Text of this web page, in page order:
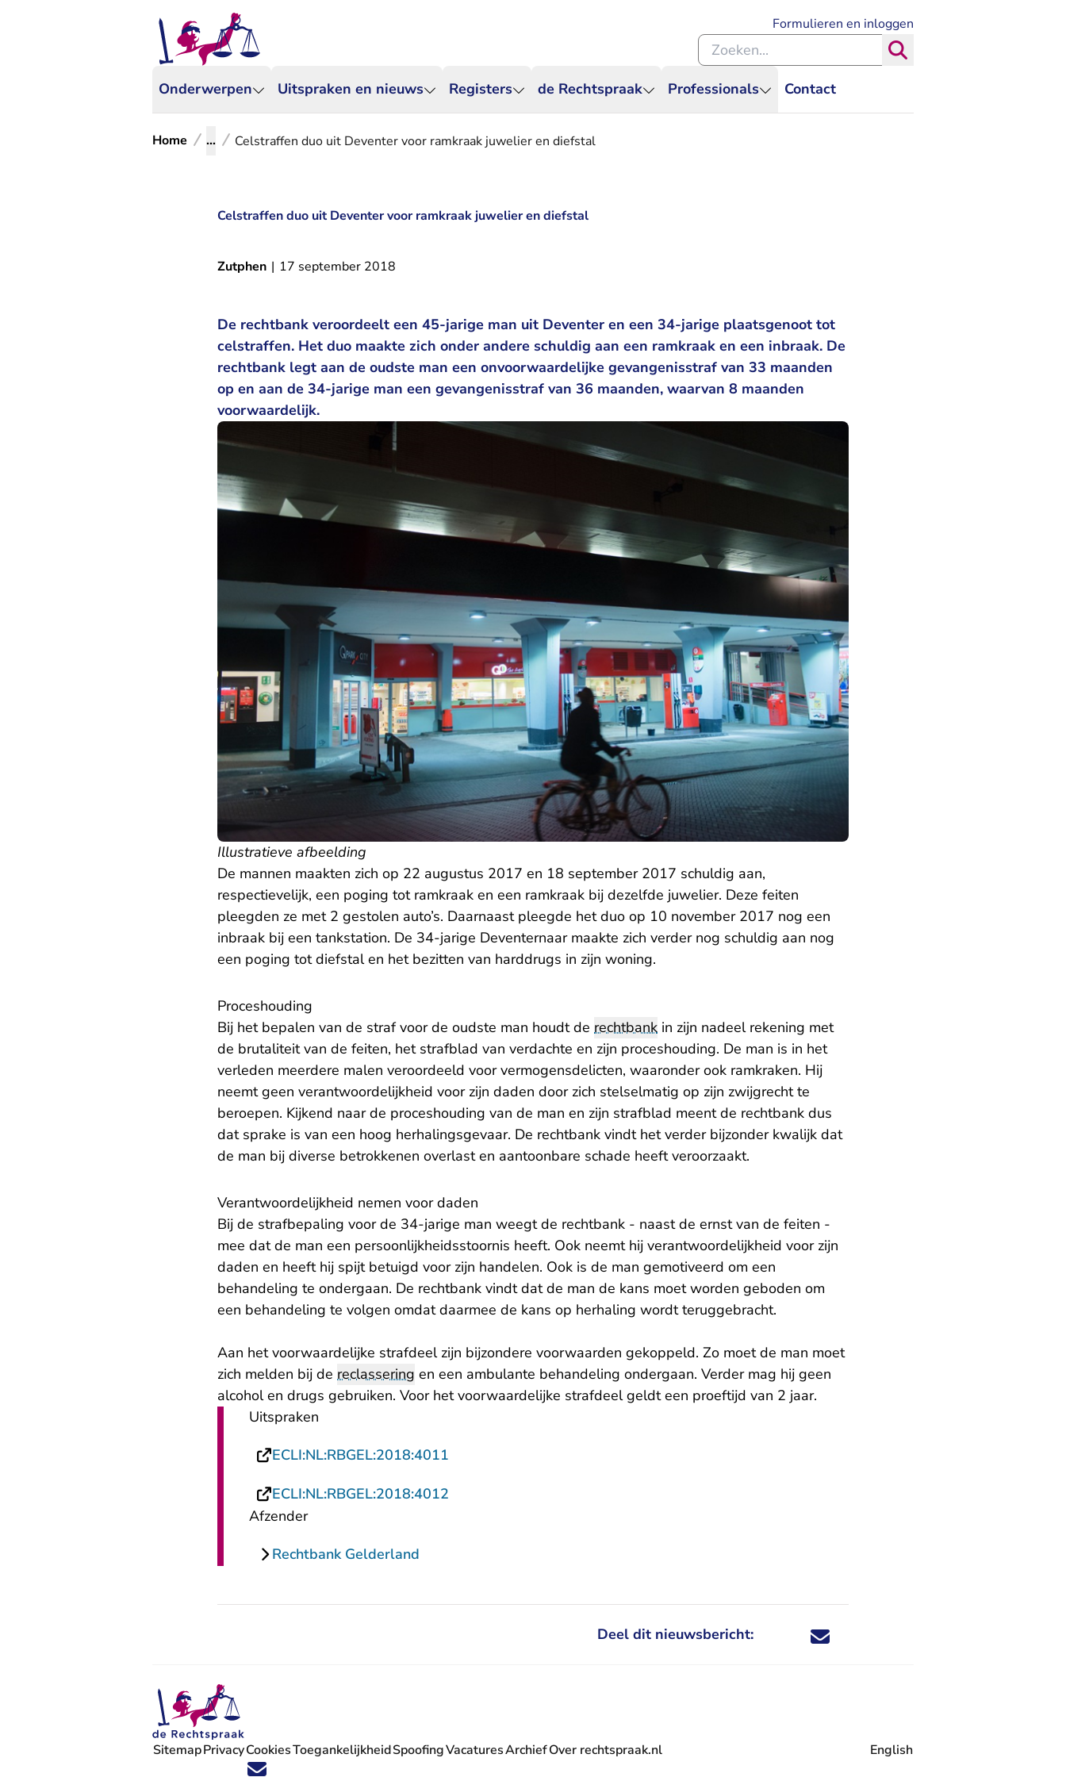
Onderwerpen Uitspraken en nieuws Registers de Rechtspraak Professionals Contact
Formulieren en inloggen
Zoeken binnen de Rechtspraak
Home ... Celstraffen duo uit Deventer voor ramkraak juwelier en diefstal
Celstraffen duo uit Deventer voor ramkraak juwelier en diefstal
Zutphen | 17 september 2018
De rechtbank veroordeelt een 45-jarige man uit Deventer en een 34-jarige plaatsgenoot tot
celstraffen. Het duo maakte zich onder andere schuldig aan een ramkraak en een inbraak. De
rechtbank legt aan de oudste man een onvoorwaardelijke gevangenisstraf van 33 maanden
op en aan de 34-jarige man een gevangenisstraf van 36 maanden, waarvan 8 maanden
voorwaardelijk.
Illustratieve afbeelding
De mannen maakten zich op 22 augustus 2017 en 18 september 2017 schuldig aan,
respectievelijk, een poging tot ramkraak en een ramkraak bij dezelfde juwelier. Deze feiten
pleegden ze met 2 gestolen auto’s. Daarnaast pleegde het duo op 10 november 2017 nog een
inbraak bij een tankstation. De 34-jarige Deventernaar maakte zich verder nog schuldig aan nog
een poging tot diefstal en het bezitten van harddrugs in zijn woning.
Proceshouding
Bij het bepalen van de straf voor de oudste man houdt de rechtbank in zijn nadeel rekening met
de brutaliteit van de feiten, het strafblad van verdachte en zijn proceshouding. De man is in het
verleden meerdere malen veroordeeld voor vermogensdelicten, waaronder ook ramkraken. Hij
neemt geen verantwoordelijkheid voor zijn daden door zich stelselmatig op zijn zwijgrecht te
beroepen. Kijkend naar de proceshouding van de man en zijn strafblad meent de rechtbank dus
dat sprake is van een hoog herhalingsgevaar. De rechtbank vindt het verder bijzonder kwalijk dat
de man bij diverse betrokkenen overlast en aantoonbare schade heeft veroorzaakt.
Verantwoordelijkheid nemen voor daden
Bij de strafbepaling voor de 34-jarige man weegt de rechtbank - naast de ernst van de feiten -
mee dat de man een persoonlijkheidsstoornis heeft. Ook neemt hij verantwoordelijkheid voor zijn
daden en heeft hij spijt betuigd voor zijn handelen. Ook is de man gemotiveerd om een
behandeling te ondergaan. De rechtbank vindt dat de man de kans moet worden geboden om
een behandeling te volgen omdat daarmee de kans op herhaling wordt teruggebracht.
Aan het voorwaardelijke strafdeel zijn bijzondere voorwaarden gekoppeld. Zo moet de man moet
zich melden bij de reclassering en een ambulante behandeling ondergaan. Verder mag hij geen
alcohol en drugs gebruiken. Voor het voorwaardelijke strafdeel geldt een proeftijd van 2 jaar.
Uitspraken
ECLI:NL:RBGEL:2018:4011
ECLI:NL:RBGEL:2018:4012
Afzender
Rechtbank Gelderland
Deel dit nieuwsbericht: Deel dit nieuwsbericht via X - U verlaat
Deel dit nieuwsbericht via Facebook - U
Deel dit nieuwsbericht via e-mail
Deel dit nieuwsbericht via LinkedIn - U
Volg ons op X (Twitter) - U verlaat Rechtspraak.nl
Volg ons op Facebook - U verlaat Rechtspraak.nl
Volg ons op Instagram - U verlaat Rechtspraak.nl
Volg ons op Youtube - U verlaat Rechtspraak.nl
Volg ons op LinkedIn - U verlaat Rechtspraak.nl
'Blijf op de hoogte' nieuwsbrief - U verlaat Rechtspraak.nl
SitemapPrivacyCookiesToegankelijkheidSpoofingVacatures
- U verlaat Rechtspraak.nl
ArchiefOver rechtspraak.nl English